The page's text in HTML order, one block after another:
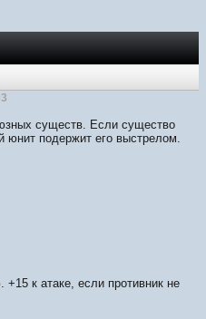
существ. Если существо
юнит подержит его выстрелом.
к атаке, если противник не